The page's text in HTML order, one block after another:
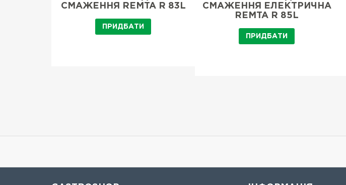
СМАЖЕННЯ REMTA R 83L
ПРИДБАТИ
СМАЖЕННЯ ЕЛЕКТРИЧНА
REMTA R 85L
ПРИДБАТИ